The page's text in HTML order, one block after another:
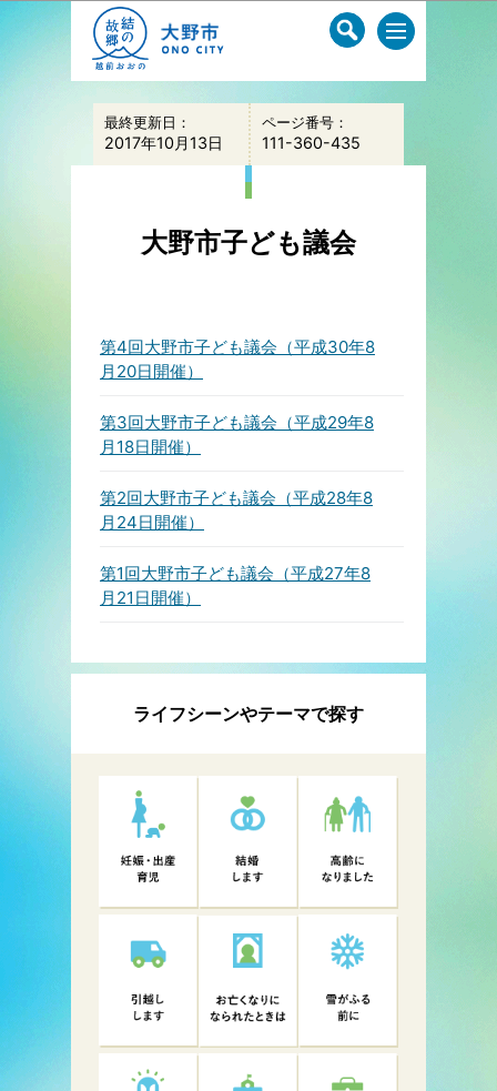
このページの本文へ移動
最終更新日：
2017年10月13日
ページ番号：
111-360-435
大野市子ども議会
第4回大野市子ども議会（平成30年8
月20日開催）
第3回大野市子ども議会（平成29年8
月18日開催）
第2回大野市子ども議会（平成28年8
月24日開催）
第1回大野市子ども議会（平成27年8
月21日開催）
ライフシーンやテーマで探す